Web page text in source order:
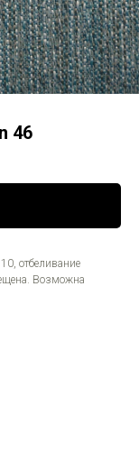
46
отбеливание
Возможна